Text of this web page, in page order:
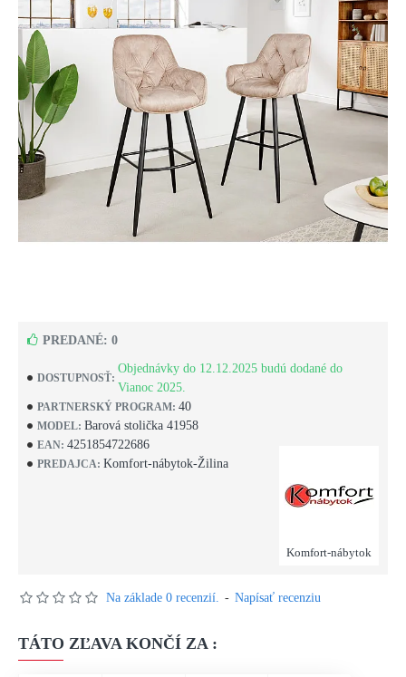
DOSTUPNOSŤ:
Objednávky do 12.12.2025 budú dodané do
Vianoc 2025.
PARTNERSKÝ PROGRAM: 40
MODEL: Barová stolička 41958
EAN: 4251854722686
PREDAJCA: Komfort-nábytok-Žilina
Komfort-nábytok
PREDANÉ: 0
Na základe 0 recenzií. - Napísať recenziu
TÁTO ZĽAVA KONČÍ ZA :